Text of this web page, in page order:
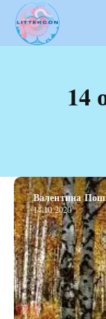
LITTERcon
14
Валентина
14.10.2020